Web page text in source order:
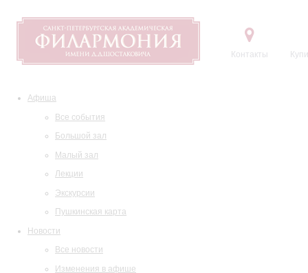
Контакты
Афиша
Все события
Большой зал
Малый зал
Лекции
Экскурсии
Пушкинская карта
Новости
Все новости
Изменения в афише